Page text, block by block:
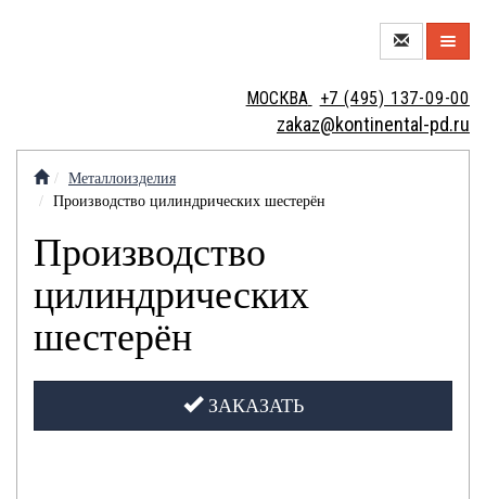
МОСКВА +7 (495) 137-09-00
zakaz@kontinental-pd.ru
НОВЫЙ
ЦЕХ
МЕТАЛЛОТОРГОВЛЯ
МЕТАЛЛООБРАБОТКА
МЕТАЛЛОИЗДЕЛИЯ
КОНТАКТЫ
Металлоизделия
Производство цилиндрических шестерён
Производство
цилиндрических
шестерён
ЗАКАЗАТЬ